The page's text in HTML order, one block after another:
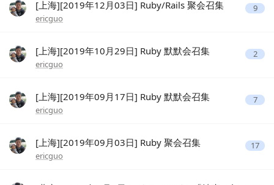
[上海][2019年12月03日] Ruby/Rails 聚会召集
ericguo
9
[上海][2019年10月29日] Ruby 默默会召集
ericguo
2
[上海][2019年09月17日] Ruby 默默会召集
ericguo
7
[上海][2019年09月03日] Ruby 聚会召集
ericguo
17